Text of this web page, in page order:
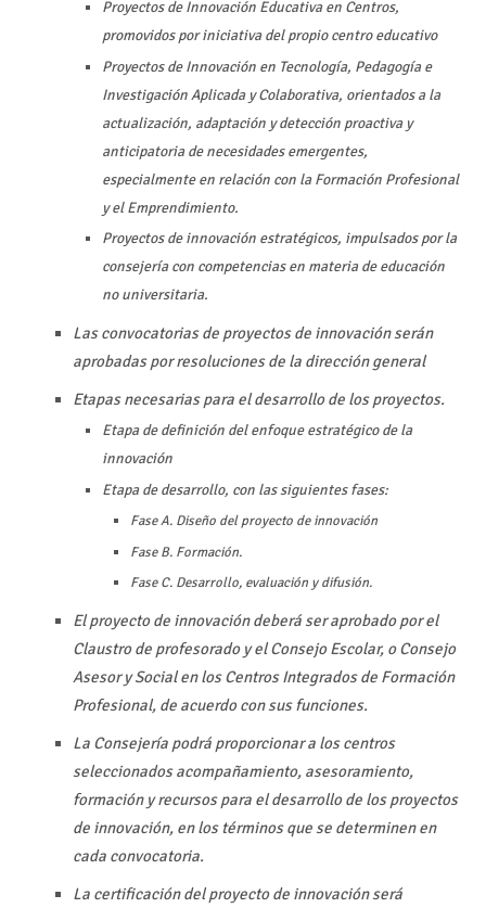
Proyectos de Innovación Educativa en Centros,
promovidos por iniciativa del propio centro educativo
Proyectos de Innovación en Tecnología, Pedagogía e
Investigación Aplicada y Colaborativa, orientados a la
actualización, adaptación y detección proactiva y
anticipatoria de necesidades emergentes,
especialmente en relación con la Formación Profesional
y el Emprendimiento.
Proyectos de innovación estratégicos, impulsados por la
consejería con competencias en materia de educación
no universitaria.
Las convocatorias de proyectos de innovación serán
aprobadas por resoluciones de la dirección general
Etapas necesarias para el desarrollo de los proyectos.
Etapa de definición del enfoque estratégico de la
innovación
Etapa de desarrollo, con las siguientes fases:
Fase A. Diseño del proyecto de innovación
Fase B. Formación.
Fase C. Desarrollo, evaluación y difusión.
El proyecto de innovación deberá ser aprobado por el
Claustro de profesorado y el Consejo Escolar, o Consejo
Asesor y Social en los Centros Integrados de Formación
Profesional, de acuerdo con sus funciones.
La Consejería podrá proporcionar a los centros
seleccionados acompañamiento, asesoramiento,
formación y recursos para el desarrollo de los proyectos
de innovación, en los términos que se determinen en
cada convocatoria.
La certificación del proyecto de innovación será